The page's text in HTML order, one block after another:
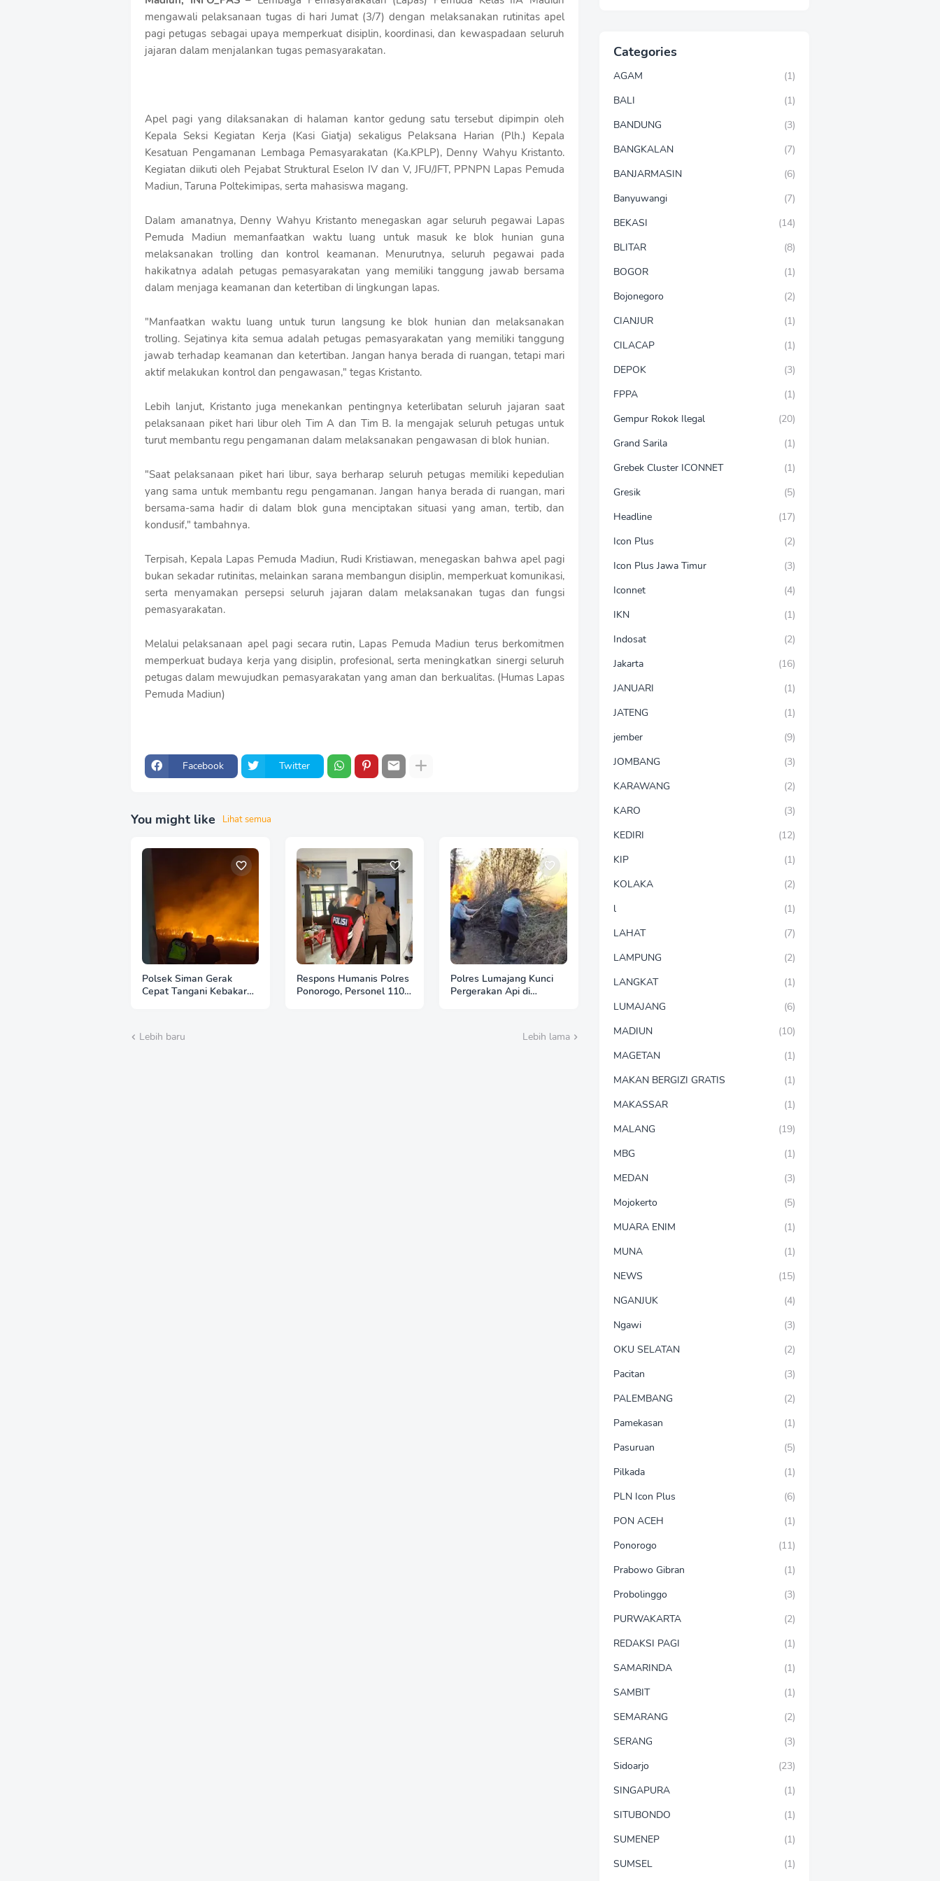
mengawali pelaksanaan tugas di hari Jumat (3/7) dengan melaksanakan rutinitas apel
pagi petugas sebagai upaya memperkuat disiplin, koordinasi, dan kewaspadaan seluruh
jajaran dalam menjalankan tugas pemasyarakatan.
Apel pagi yang dilaksanakan di halaman kantor gedung satu tersebut dipimpin oleh
Kepala Seksi Kegiatan Kerja (Kasi Giatja) sekaligus Pelaksana Harian (Plh.) Kepala
Kesatuan Pengamanan Lembaga Pemasyarakatan (Ka.KPLP), Denny Wahyu Kristanto.
Kegiatan diikuti oleh Pejabat Struktural Eselon IV dan V, JFU/JFT, PPNPN Lapas Pemuda
Madiun, Taruna Poltekimipas, serta mahasiswa magang.
Dalam amanatnya, Denny Wahyu Kristanto menegaskan agar seluruh pegawai Lapas
Pemuda Madiun memanfaatkan waktu luang untuk masuk ke blok hunian guna
melaksanakan trolling dan kontrol keamanan. Menurutnya, seluruh pegawai pada
hakikatnya adalah petugas pemasyarakatan yang memiliki tanggung jawab bersama
dalam menjaga keamanan dan ketertiban di lingkungan lapas.
"Manfaatkan waktu luang untuk turun langsung ke blok hunian dan melaksanakan
trolling. Sejatinya kita semua adalah petugas pemasyarakatan yang memiliki tanggung
jawab terhadap keamanan dan ketertiban. Jangan hanya berada di ruangan, tetapi mari
aktif melakukan kontrol dan pengawasan," tegas Kristanto.
Lebih lanjut, Kristanto juga menekankan pentingnya keterlibatan seluruh jajaran saat
pelaksanaan piket hari libur oleh Tim A dan Tim B. Ia mengajak seluruh petugas untuk
turut membantu regu pengamanan dalam melaksanakan pengawasan di blok hunian.
"Saat pelaksanaan piket hari libur, saya berharap seluruh petugas memiliki kepedulian
yang sama untuk membantu regu pengamanan. Jangan hanya berada di ruangan, mari
bersama-sama hadir di dalam blok guna menciptakan situasi yang aman, tertib, dan
kondusif," tambahnya.
Terpisah, Kepala Lapas Pemuda Madiun, Rudi Kristiawan, menegaskan bahwa apel pagi
bukan sekadar rutinitas, melainkan sarana membangun disiplin, memperkuat komunikasi,
serta menyamakan persepsi seluruh jajaran dalam melaksanakan tugas dan fungsi
pemasyarakatan.
Melalui pelaksanaan apel pagi secara rutin, Lapas Pemuda Madiun terus berkomitmen
memperkuat budaya kerja yang disiplin, profesional, serta meningkatkan sinergi seluruh
petugas dalam mewujudkan pemasyarakatan yang aman dan berkualitas. (Humas Lapas
Pemuda Madiun)
Facebook Twitter
o
f
T
a
t
e
s
You might like Lihat semua
Polsek Siman Gerak
Cepat Tangani Kebakaran
Respons Humanis Polres
Ponorogo, Personel 110
Polres Lumajang Kunci
Pergerakan Api di
Lebih baru
Lebih lama
Categories
AGAM
(1)
BALI
(1)
BANDUNG
(3)
BANGKALAN
(7)
BANJARMASIN
(6)
Banyuwangi
(7)
BEKASI
(14)
BLITAR
(8)
BOGOR
(1)
Bojonegoro
(2)
CIANJUR
(1)
CILACAP
(1)
DEPOK
(3)
FPPA
(1)
Gempur Rokok Ilegal
(20)
Grand Sarila
(1)
Grebek Cluster ICONNET
(1)
Gresik
(5)
Headline
(17)
Icon Plus
(2)
Icon Plus Jawa Timur
(3)
Iconnet
(4)
IKN
(1)
Indosat
(2)
Jakarta
(16)
JANUARI
(1)
JATENG
(1)
jember
(9)
JOMBANG
(3)
KARAWANG
(2)
KARO
(3)
KEDIRI
(12)
KIP
(1)
KOLAKA
(2)
l
(1)
LAHAT
(7)
LAMPUNG
(2)
LANGKAT
(1)
LUMAJANG
(6)
MADIUN
(10)
MAGETAN
(1)
MAKAN BERGIZI GRATIS
(1)
MAKASSAR
(1)
MALANG
(19)
MBG
(1)
MEDAN
(3)
Mojokerto
(5)
MUARA ENIM
(1)
MUNA
(1)
NEWS
(15)
NGANJUK
(4)
Ngawi
(3)
OKU SELATAN
(2)
Pacitan
(3)
PALEMBANG
(2)
Pamekasan
(1)
Pasuruan
(5)
Pilkada
(1)
PLN Icon Plus
(6)
PON ACEH
(1)
Ponorogo
(11)
Prabowo Gibran
(1)
Probolinggo
(3)
PURWAKARTA
(2)
REDAKSI PAGI
(1)
SAMARINDA
(1)
SAMBIT
(1)
SEMARANG
(2)
SERANG
(3)
Sidoarjo
(23)
SINGAPURA
(1)
SITUBONDO
(1)
SUMENEP
(1)
SUMSEL
(1)